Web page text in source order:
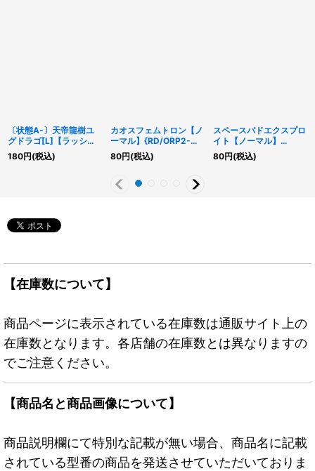
〔状態A-〕天帝龍樹ユ
グドラゴ[L]【ラッシュ
レア】{RD/MAX1-
JP010}《RDモンスタ
180円(税込)
カオスフェムトロン【ノ
ーマル】{RD/ORP2-
JP012}《RDモンスタ
ー》
80円(税込)
スペースバドエクスプロ
イト【ノーマル】
{RD/ORP2-JP015}
《RDモンスター》
80円(税込)
【在庫数について】
商品ページに表示されている在庫数は通販サイト上の
在庫数となります。各店舗の在庫数とは異なりますの
でご注意ください。
【商品名と商品画像について】
商品説明欄にて特別な記載が無い場合、商品名に記載
されている型番の商品を発送させていただいておりま